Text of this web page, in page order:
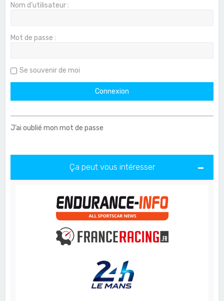
Nom d’utilisateur :
Mot de passe :
Se souvenir de moi
J’ai oublié mon mot de passe
Ça peut vous intéresser